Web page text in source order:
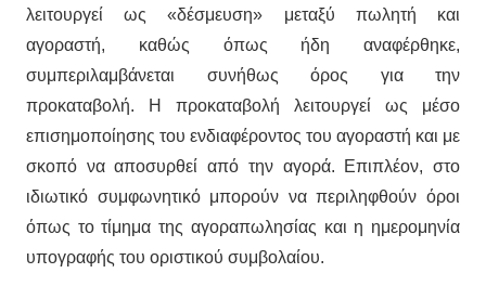
λειτουργεί ως «δέσμευση» μεταξύ πωλητή και
αγοραστή, καθώς όπως ήδη αναφέρθηκε,
συμπεριλαμβάνεται συνήθως όρος για την
προκαταβολή. Η προκαταβολή λειτουργεί ως μέσο
επισημοποίησης του ενδιαφέροντος του αγοραστή και με
σκοπό να αποσυρθεί από την αγορά. Επιπλέον, στο
ιδιωτικό συμφωνητικό μπορούν να περιληφθούν όροι
όπως το τίμημα της αγοραπωλησίας και η ημερομηνία
υπογραφής του οριστικού συμβολαίου.